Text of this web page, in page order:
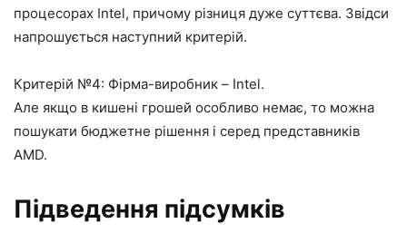
процесорах Intel, причому різниця дуже суттєва. Звідси
напрошується наступний критерій.
Критерій №4: Фірма-виробник – Intel.
Але якщо в кишені грошей особливо немає, то можна
пошукати бюджетне рішення і серед представників
AMD.
Підведення підсумків